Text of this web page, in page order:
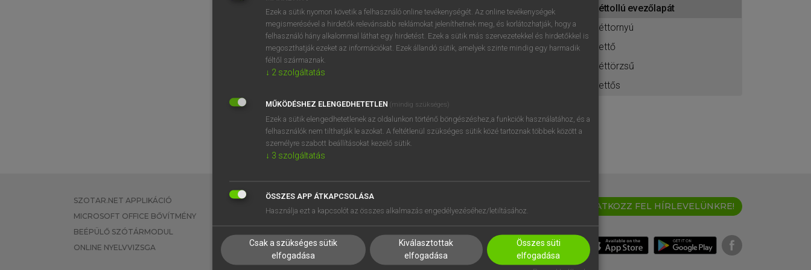
BELÉPÉS
próbaverziójának elindításához
regisztrálok ésbelépek.
REGISZTRÁCIÓ
kéttollú evezőlapát
kéttornyú
kettő
kéttörzsű
kettős
SZOTAR.NET APPLIKÁCIÓ
MICROSOFT OFFICE BŐVÍTMÉNY
BEÉPÜLŐ SZÓTÁRMODUL
ONLINE NYELVVIZSGA
EGYÉNI FELHASZNÁLÓKNAK
TANULÓKNAK
VÁLLALATI MEGOLDÁSOK
SÚGÓ
RÓLUNK
SÜTI BEÁLLÍTÁSOK
IRATKOZZ FEL HÍRLEVELÜNKRE!
Ezek a sütik nyomon követik a felhasználó online tevékenységét. Az online tevékenységek
megismerésével a hirdetők relevánsabb reklámokat jeleníthetnek meg, és korlátozhatják, hogy a
felhasználó hány alkalommal láthat egy hirdetést. Ezek a sütik más szervezetekkel és hirdetőkkel is
megoszthatják ezeket az információkat. Ezek állandó sütik, amelyek szinte mindig egy harmadik
féltől származnak.
↓ 2 szolgáltatás
MŰKÖDÉSHEZ ELENGEDHETETLEN (mindig szükséges)
Ezek a sütik elengedhetetlenek az oldalunkon történő böngészéshez,a funkciók használatához, és a
felhasználók nem tilthatják le azokat. A feltétlenül szükséges sütik közé tartoznak többek között a
személyre szabott beállításokat kezelő sütik.
↓ 3 szolgáltatás
ÖSSZES APP ÁTKAPCSOLÁSA
Használja ezt a kapcsolót az összes alkalmazás engedélyezéséhez/letiltásához.
Csak a szükséges sütik
elfogadása
Kiválasztottak
elfogadása
Összes süti
elfogadása